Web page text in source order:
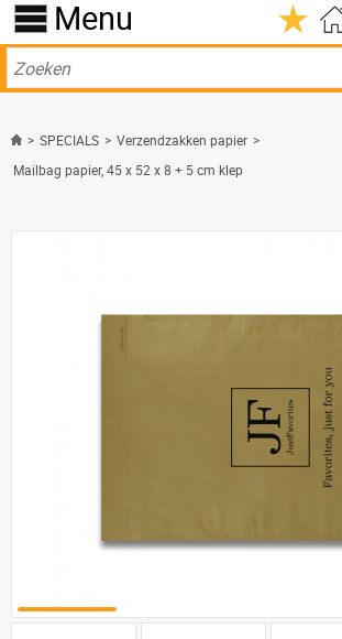
Menu
> SPECIALS > Verzendzakken papier >
Mailbag papier, 45 x 52 x 8 + 5 cm klep